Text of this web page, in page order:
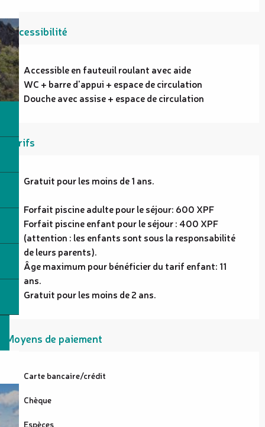
Accessibilité
Accessible en fauteuil roulant avec aide
WC + barre d'appui + espace de circulation
Douche avec assise + espace de circulation
Tarifs
Gratuit pour les moins de 1 ans.
Forfait piscine adulte pour le séjour: 600 XPF
Forfait piscine enfant pour le séjour : 400 XPF
(attention : les enfants sont sous la responsabilité
de leurs parents).
Âge maximum pour bénéficier du tarif enfant: 11
ans.
Gratuit pour les moins de 2 ans.
Moyens de paiement
Carte bancaire/crédit
Chèque
Espèces